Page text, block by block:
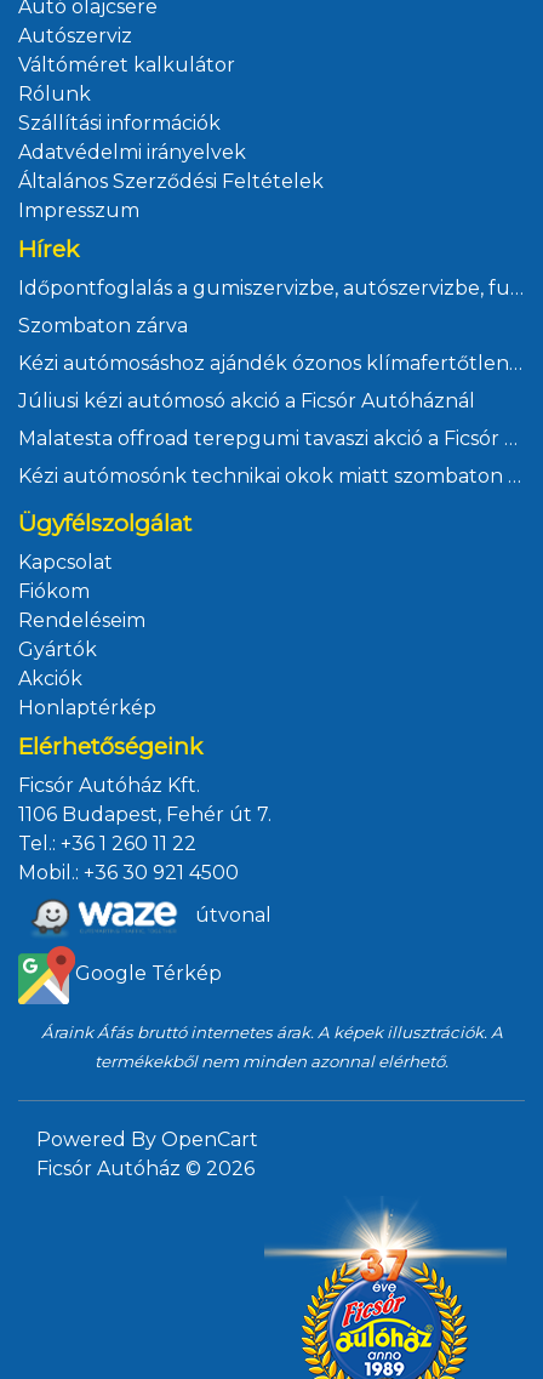
Autó olajcsere
Autószerviz
Váltóméret kalkulátor
Rólunk
Szállítási információk
Adatvédelmi irányelvek
Általános Szerződési Feltételek
Impresszum
Hírek
Időpontfoglalás a gumiszervizbe, autószervizbe, futómű állításra és műszaki vizsgára Ficsór Autóház Kft
Szombaton zárva
Kézi autómosáshoz ajándék ózonos klímafertőtlenítés
Júliusi kézi autómosó akció a Ficsór Autóháznál
Malatesta offroad terepgumi tavaszi akció a Ficsór Autóháznál
Kézi autómosónk technikai okok miatt szombaton zárva
Ügyfélszolgálat
Kapcsolat
Fiókom
Rendeléseim
Gyártók
Akciók
Honlaptérkép
Elérhetőségeink
Ficsór Autóház Kft.
1106 Budapest, Fehér út 7.
Tel.: +36 1 260 11 22
Mobil.: +36 30 921 4500
útvonal
Google Térkép
Áraink Áfás bruttó internetes árak. A képek illusztrációk. A
termékekből nem minden azonnal elérhető.
Powered By OpenCart
Ficsór Autóház © 2026